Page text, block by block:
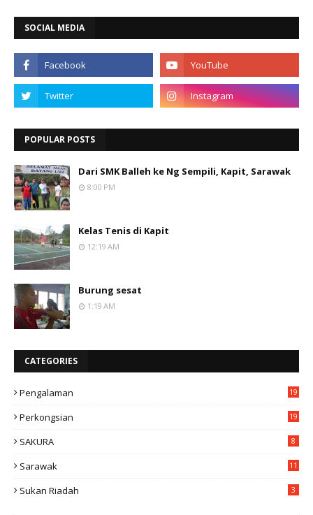
SOCIAL MEDIA
POPULAR POSTS
Dari SMK Balleh ke Ng Sempili, Kapit, Sarawak
8:00 PM
Kelas Tenis di Kapit
12:19 AM
Burung sesat
1:19 AM
CATEGORIES
Pengalaman 19
Perkongsian 19
SAKURA 8
Sarawak 11
Sukan Riadah 3